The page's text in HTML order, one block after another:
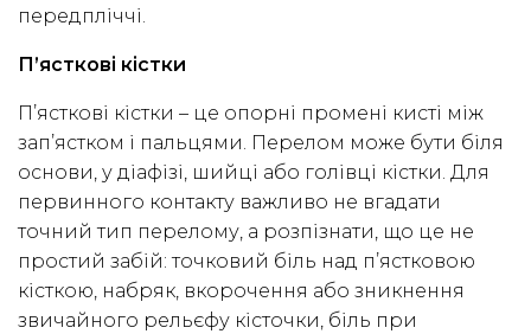
передпліччі.
П’ясткові кістки
П’ясткові кістки – це опорні промені кисті між
зап’ястком і пальцями. Перелом може бути біля
основи, у діафізі, шийці або голівці кістки. Для
первинного контакту важливо не вгадати
точний тип перелому, а розпізнати, що це не
простий забій: точковий біль над п’ястковою
кісткою, набряк, вкорочення або зникнення
звичайного рельєфу кісточки, біль при